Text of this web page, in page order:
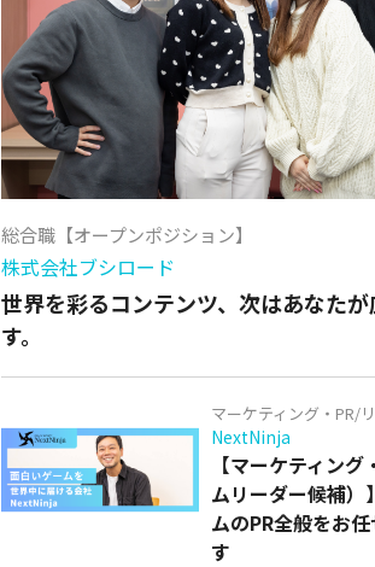
総合職【オープンポジション】
株式会社ブシロード
世界を彩るコンテンツ、次はあなた
す。
マーケティング・PR/
NextNinja
【マーケティング
ムリーダー候補）
ムのPR全般をお
す